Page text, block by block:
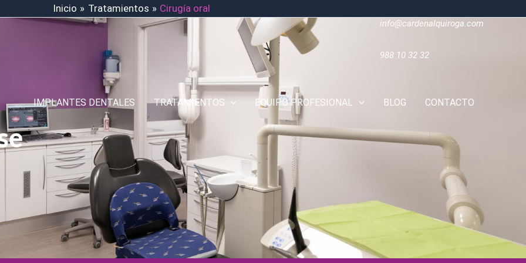
info@cardenalquiroga.com
988 10 32 32
IMPLANTES DENTALES TRATAMIENTOS EQUIPO PROFESIONAL BLOG CONTACTO
Inicio Tratamientos Cirugía oral